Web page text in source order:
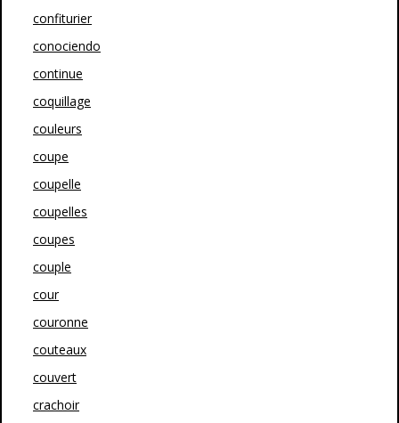
confiturier
conociendo
continue
coquillage
couleurs
coupe
coupelle
coupelles
coupes
couple
cour
couronne
couteaux
couvert
crachoir